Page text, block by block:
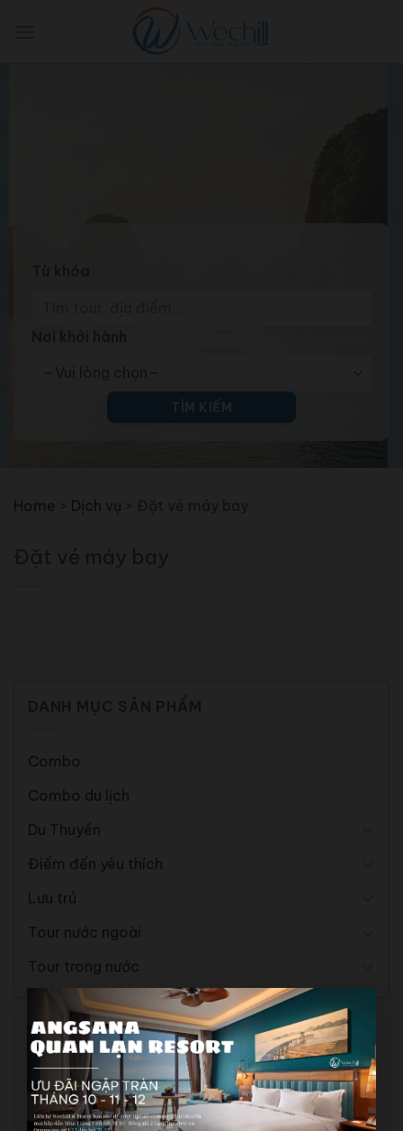
Nơi khởi hành
TÌM KIẾM
Home Dịch vụ
Combo
Combo du lịch
Du Thuyền
Điểm đến yêu thích
Lưu trú
Tour nước ngoài
Tour trong nước
Gọi ngay để được tư vấn
0981.292.698